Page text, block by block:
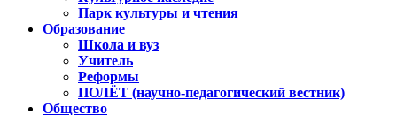
Парк культуры и чтения
Образование
Школа и вуз
Учитель
Реформы
ПОЛЁТ (научно-педагогический вестник)
Общество